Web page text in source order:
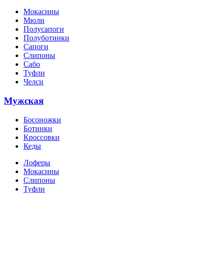
Мокасины
Мюли
Полусапоги
Полуботинки
Сапоги
Слипоны
Сабо
Туфли
Челси
Мужская
Босоножки
Ботинки
Кроссовки
Кеды
Лоферы
Мокасины
Слипоны
Туфли